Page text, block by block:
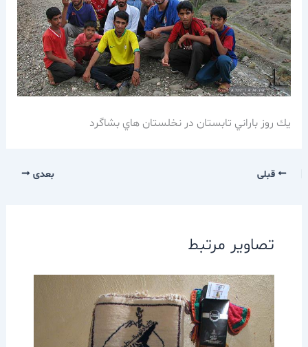
يك روز باراني تابستان در نخلستان هاي بشاگرد
قبلی بعدی
تصاویر مرتبط